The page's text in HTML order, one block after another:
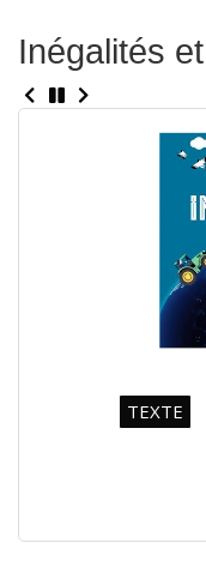
Inégalités
TEXTE